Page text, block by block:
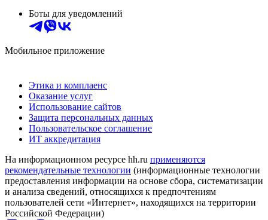
Боты для уведомлений
Мобильное приложение
Этика и комплаенс
Оказание услуг
Использование сайтов
Защита персональных данных
Пользовательское соглашение
ИТ аккредитация
На информационном ресурсе hh.ru применяются
рекомендательные технологии (информационные технологии
предоставления информации на основе сбора, систематизации
и анализа сведений, относящихся к предпочтениям
пользователей сети «Интернет», находящихся на территории
Российской Федерации)